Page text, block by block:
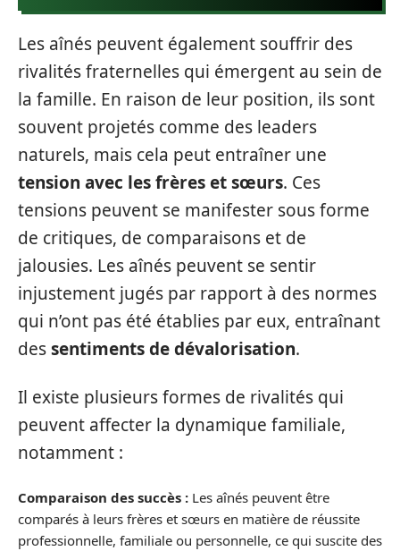
Les aînés peuvent également souffrir des
rivalités fraternelles qui émergent au sein de
la famille. En raison de leur position, ils sont
souvent projetés comme des leaders
naturels, mais cela peut entraîner une
tension avec les frères et sœurs. Ces
tensions peuvent se manifester sous forme
de critiques, de comparaisons et de
jalousies. Les aînés peuvent se sentir
injustement jugés par rapport à des normes
qui n’ont pas été établies par eux, entraînant
dessentiments de dévalorisation.
Il existe plusieurs formes de rivalités qui
peuvent affecter la dynamique familiale,
notamment :
Comparaison des succès : Les aînés peuvent être
comparés à leurs frères et sœurs en matière de réussite
professionnelle, familiale ou personnelle, ce qui suscite des